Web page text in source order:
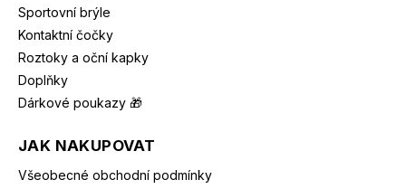
Sportovní brýle
Kontaktní čočky
Roztoky a oční kapky
Doplňky
Dárkové poukazy 🎁
JAK NAKUPOVAT
Všeobecné obchodní podmínky